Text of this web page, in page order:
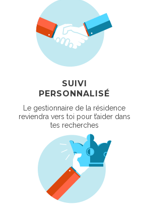
SUIVI
PERSONNALISÉ
Le gestionnaire de la résidence
reviendra vers toi pour t’aider dans
tes recherches